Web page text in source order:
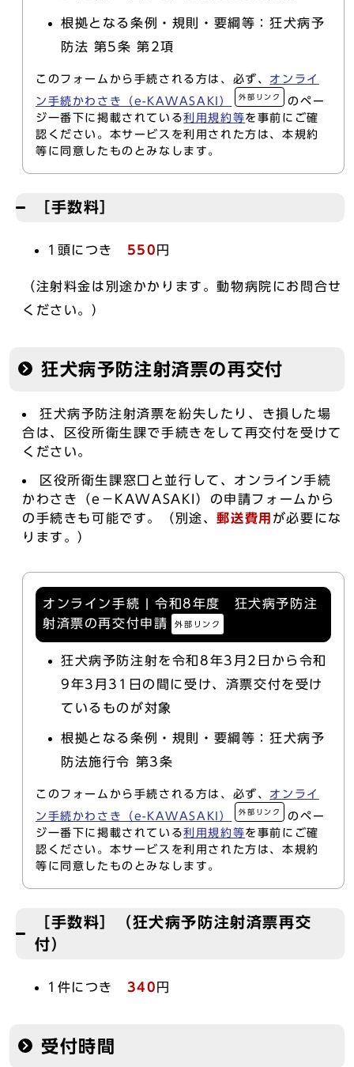
根拠となる条例・規則・要綱等：狂犬病予
防法 第5条 第2項
このフォームから手続される方は、必ず、 オンライ
ン手続かわさき（e-KAWASAKI）
外部リンク
のペー
ジ一番下に掲載されている利用規約等を事前にご確
認ください。本サービスを利用された方は、本規約
等に同意したものとみなします。
［手数料］
1頭につき 550 円
（注射料金は別途かかります。動物病院にお問合せ
ください。）
狂犬病予防注射済票の再交付
狂犬病予防注射済票を紛失したり、き損した場
合は、区役所衛生課で手続きをして再交付を受けて
ください。
区役所衛生課窓口と並行して、オンライン手続
かわさき（e－KAWASAKI）の申請フォームから
の手続きも可能です。（別途、郵送費用 が必要にな
ります。）
オンライン手続 | 令和8年度 狂犬病予防注
射済票の再交付申請
外部リンク
狂犬病予防注射を令和8年3月2日から令和
9年3月31日の間に受け、済票交付を受け
ているものが対象
根拠となる条例・規則・要綱等：狂犬病予
防法施行令 第3条
このフォームから手続される方は、必ず、 オンライ
ン手続かわさき（e-KAWASAKI）
外部リンク
のペー
ジ一番下に掲載されている利用規約等を事前にご確
認ください。本サービスを利用された方は、本規約
等に同意したものとみなします。
［手数料］（狂犬病予防注射済票再交
付）
1件につき 340 円
受付時間